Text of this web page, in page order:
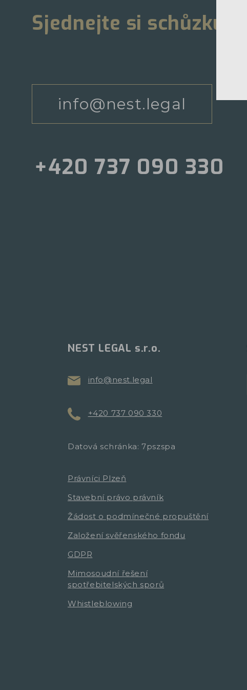
Sjednejte si schůzku
info@nest.legal
+420 737 090 330
NEST LEGAL s.r.o.
info@nest.legal
+420 737 090 330
Datová schránka: 7pszspa
Právníci Plzeň
Stavební právo právník
Žádost o podmínečné propuštění
Založení svěřenského fondu
GDPR
Mimosoudní řešení
spotřebitelských sporů
Whistleblowing